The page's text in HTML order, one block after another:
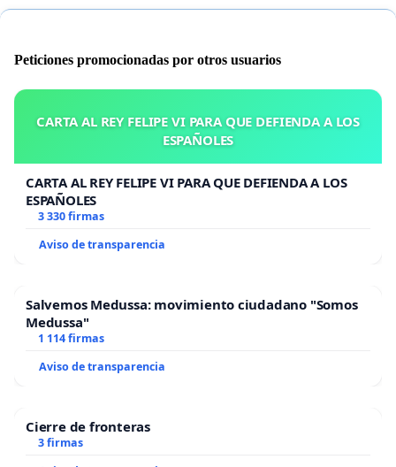
Peticiones promocionadas por otros usuarios
CARTA AL REY FELIPE VI PARA QUE DEFIENDA A LOS
ESPAÑOLES
CARTA AL REY FELIPE VI PARA QUE DEFIENDA A LOS
ESPAÑOLES
3 330 firmas
Aviso de transparencia
Salvemos Medussa: movimiento ciudadano "Somos
Medussa"
1 114 firmas
Aviso de transparencia
Cierre de fronteras
3 firmas